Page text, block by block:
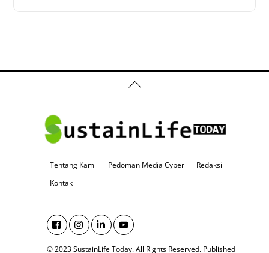
Back
To
Tentang Kami Pedoman Media Cyber
Redaksi
Kontak
© 2023 SustainLife Today. All Rights Reserved. Published